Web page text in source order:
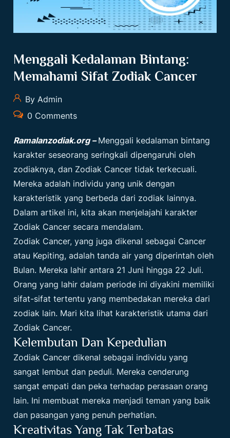
Menggali Kedalaman Bintang:
Memahami Sifat Zodiak Cancer
By Admin
0 Comments
Ramalanzodiak.org –Menggali kedalaman bintang
karakter seseorang seringkali dipengaruhi oleh
zodiaknya, dan Zodiak Cancer tidak terkecuali.
Mereka adalah individu yang unik dengan
karakteristik yang berbeda dari zodiak lainnya.
Dalam artikel ini, kita akan menjelajahi karakter
Zodiak Cancer secara mendalam.
Zodiak Cancer, yang juga dikenal sebagai Cancer
atau Kepiting, adalah tanda air yang diperintah oleh
Bulan. Mereka lahir antara 21 Juni hingga 22 Juli.
Orang yang lahir dalam periode ini diyakini memiliki
sifat-sifat tertentu yang membedakan mereka dari
zodiak lain. Mari kita lihat karakteristik utama dari
Zodiak Cancer.
Kelembutan Dan Kepedulian
Zodiak Cancer dikenal sebagai individu yang
sangat lembut dan peduli. Mereka cenderung
sangat empati dan peka terhadap perasaan orang
lain. Ini membuat mereka menjadi teman yang baik
dan pasangan yang penuh perhatian.
Kreativitas Yang Tak Terbatas